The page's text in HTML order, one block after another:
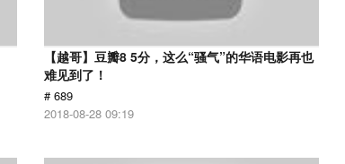
【越哥】豆瓣8 5分，这么“骚气”的华语电影再也
难见到了！
# 689
2018-08-28 09:19